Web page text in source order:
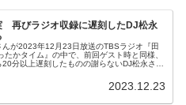
再びラジオ収録に遅刻したDJ松永
んが2023年12月23日放送のTBSラジオ『田
たかタイム』の中で、前回ゲスト時と同様、
20分以上遅刻したものの謝らないDJ松永さん
2023.12.23